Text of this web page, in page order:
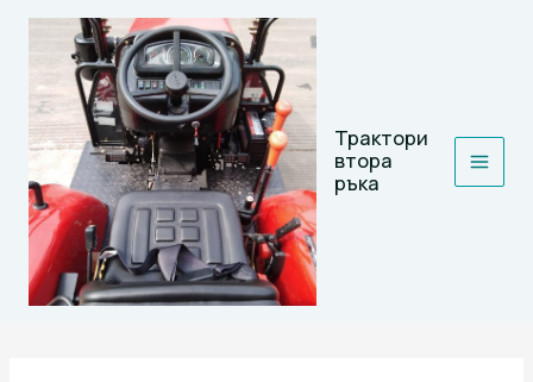
Skip
Трактори
втора
ръка